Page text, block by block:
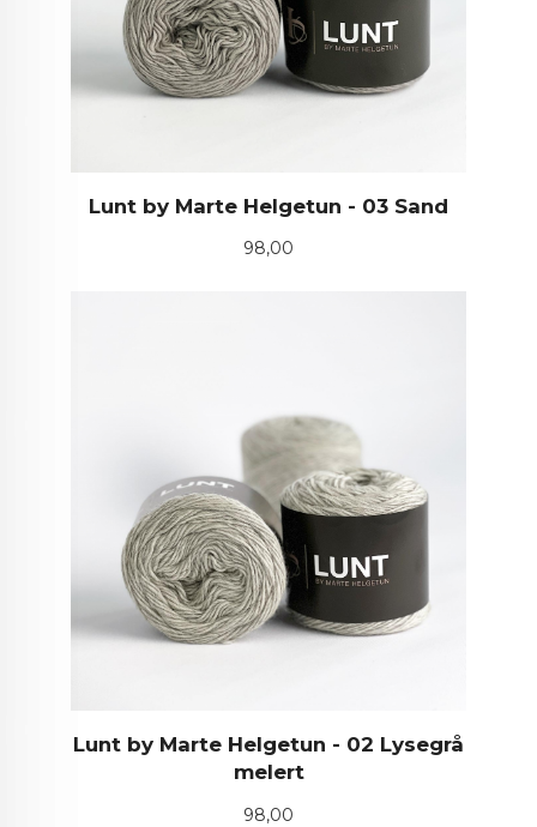
Lunt by Marte Helgetun - 03 Sand
Pris
98,00
Lunt by Marte Helgetun - 02 Lysegrå
melert
Pris
98,00